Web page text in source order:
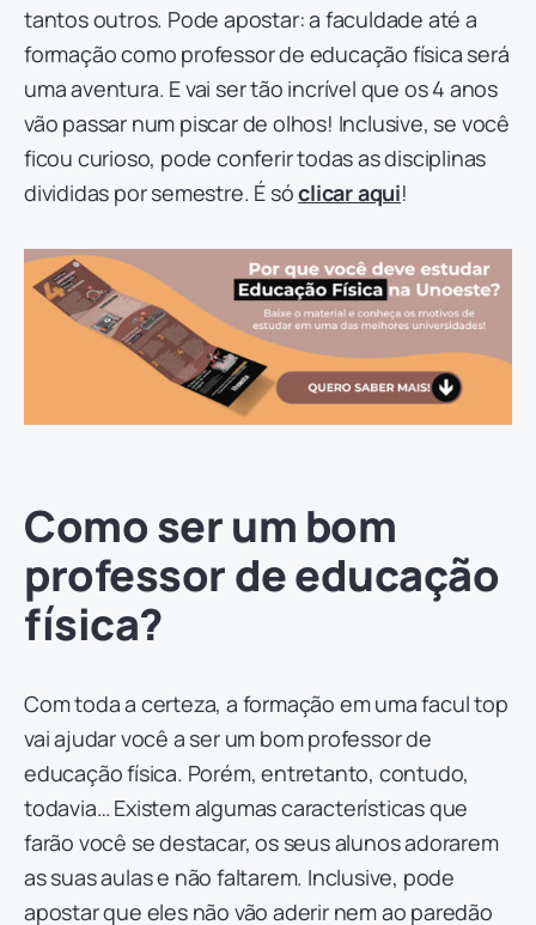
tantos outros. Pode apostar: a faculdade até a
formação como professor de educação física será
uma aventura. E vai ser tão incrível que os 4 anos
vão passar num piscar de olhos! Inclusive, se você
ficou curioso, pode conferir todas as disciplinas
divididas por semestre. É sóclicar aqui!
Como ser um bom
professor de educação
física?
Com toda a certeza, a formação em uma facul top
vai ajudar você a ser um bom professor de
educação física. Porém, entretanto, contudo,
todavia… Existem algumas características que
farão você se destacar, os seus alunos adorarem
as suas aulas e não faltarem. Inclusive, pode
apostar que eles não vão aderir nem ao paredão